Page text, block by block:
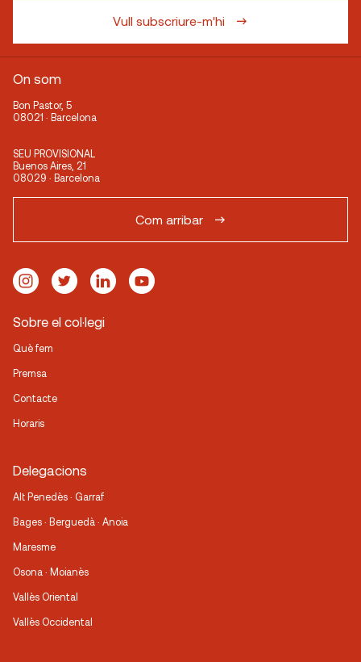
Vull subscriure-m'hi
On som
Bon Pastor, 5
08021 · Barcelona
SEU PROVISIONAL
Buenos Aires, 21
08029 · Barcelona
Com arribar
Sobre el col·legi
Què fem
Premsa
Contacte
Horaris
Delegacions
Alt Penedès · Garraf
Bages · Berguedà · Anoia
Maresme
Osona · Moianès
Vallès Oriental
Vallès Occidental